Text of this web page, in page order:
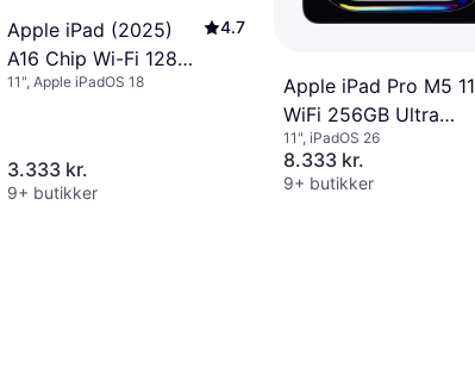
Apple iPad (2025)
A16 Chip Wi-Fi 128GB
Pink
4.7
11", Apple iPadOS 18
3.333 kr.
9+ butikker
Apple iPad Pro M5 11
WiFi 256GB Ultra
Retina XDR
11", iPadOS 26
8.333 kr.
9+ butikker